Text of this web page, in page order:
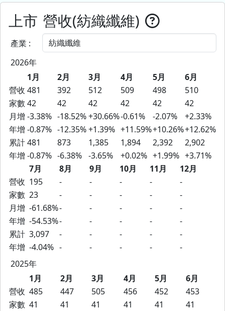
上市 營收(紡織纖維)
產業 :
2026年
1月
2月 3月 4月 5月
6月
營收 481 392 512 509 498
510
家數 42 42 42 42 42
42
月增 -3.38% -18.52%+30.66%-0.61% -2.07%
+2.33%
年增 -0.87% -12.35%+1.39% +11.59%+10.26%+12.62%
累計481 873 1,385 1,894 2,392
2,902
年增 -0.87% -6.38% -3.65% +0.02% +1.99% +3.71%
7月
8月 9月 10月 11月
12月
營收 195 - - - -
-
家數 23 - - - -
-
月增 -61.68%- - - -
-
年增 -54.53%- - - -
-
累計 3,097 - - - -
-
年增 -4.04% - - - -
-
2025年
1月
2月 3月 4月 5月
6月
營收 485 447 505 456 452
453
家數 41 41 41 41 41
41